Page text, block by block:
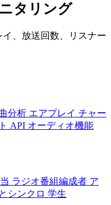
タリング
、放送回数、リスナー
分析 エアプレイ チャー
API オーディオ機能
ラジオ番組編成者 ア
シンクロ 学生